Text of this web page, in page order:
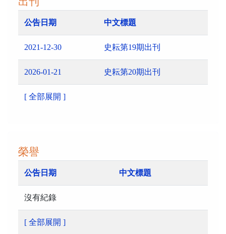
公告日期 中文標題
2021-12-30 史耘第19期出刊
2026-01-21 史耘第20期出刊
[ 全部展開 ]
榮譽
公告日期 中文標題
沒有紀錄
[ 全部展開 ]